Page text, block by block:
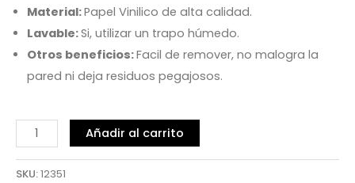
Material:Papel Vinilico de alta calidad.
Lavable:Si, utilizar un trapo húmedo.
Otros beneficios:Facil de remover, no malogra la
pared ni deja residuos pegajosos.
Añadir al carrito
SKU:12351